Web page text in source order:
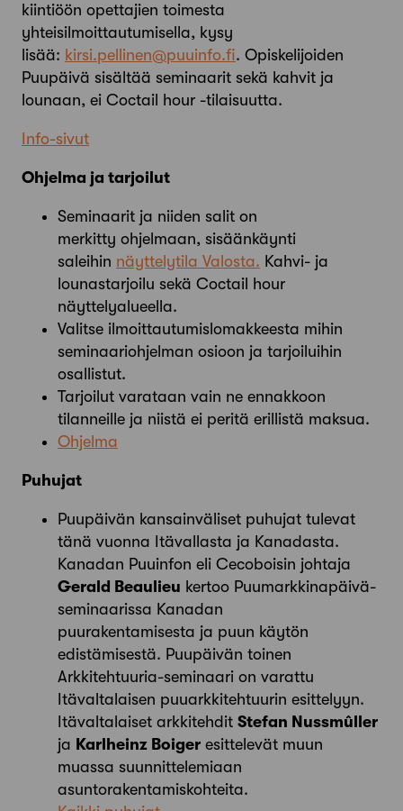
kiintiöön opettajien toimesta
yhteisilmoittautumisella, kysy
lisää: kirsi.pellinen@puuinfo.fi. Opiskelijoiden
Puupäivä sisältää seminaarit sekä kahvit ja
lounaan, ei Coctail hour -tilaisuutta.
Info-sivut
Ohjelma ja tarjoilut
Seminaarit ja niiden salit on
merkitty ohjelmaan, sisäänkäynti
saleihin näyttelytila Valosta. Kahvi- ja
lounastarjoilu sekä Coctail hour
näyttelyalueella.
Valitse ilmoittautumislomakkeesta mihin
seminaariohjelman osioon ja tarjoiluihin
osallistut.
Tarjoilut varataan vain ne ennakkoon
tilanneille ja niistä ei peritä erillistä maksua.
Ohjelma
Puhujat
Puupäivän kansainväliset puhujat tulevat
tänä vuonna Itävallasta ja Kanadasta.
Kanadan Puuinfon eli Cecoboisin johtaja
Gerald Beaulieu kertoo Puumarkkinapäivä-
seminaarissa Kanadan
puurakentamisesta ja puun käytön
edistämisestä. Puupäivän toinen
Arkkitehtuuria-seminaari on varattu
Itävaltalaisen puuarkkitehtuurin esittelyyn.
Itävaltalaiset arkkitehdit Stefan Nussmûller
ja Karlheinz Boiger esittelevät muun
muassa suunnittelemiaan
asuntorakentamiskohteita.